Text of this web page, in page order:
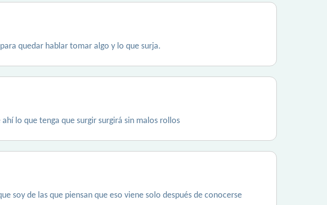
quedar hablar tomar algo y lo que surja.
lo que tenga que surgir surgirá sin malos rollos
soy de las que piensan que eso viene solo después de conocerse